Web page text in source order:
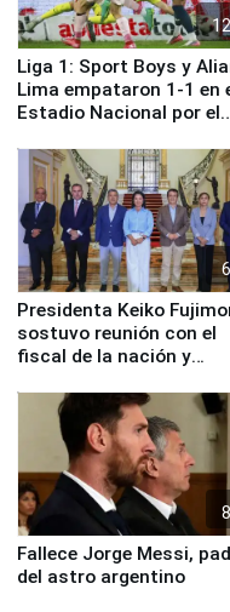
12
Liga 1: Sport Boys y
Lima empataron 1-1 en
Estadio Nacional por el
6
Presidenta Keiko
sostuvo reunión con el
fiscal de la nación y
8
Fallece Jorge Messi,
del astro argentino